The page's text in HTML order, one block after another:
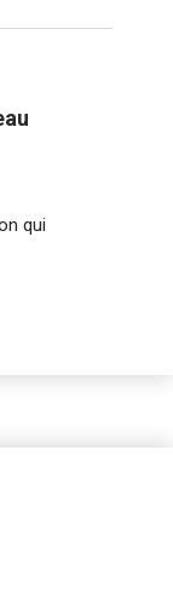
qui